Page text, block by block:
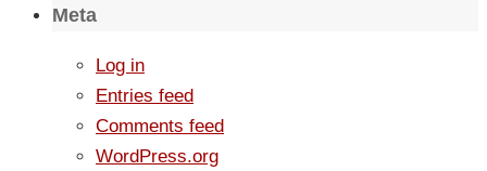
Meta
Log in
Entries feed
Comments feed
WordPress.org